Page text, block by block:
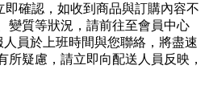
即確認，如收到商品與訂購內容不
變質等狀況，請前往至會員中心
員於上班時間與您聯絡，將盡速
所疑慮，請立即向配送人員反映，